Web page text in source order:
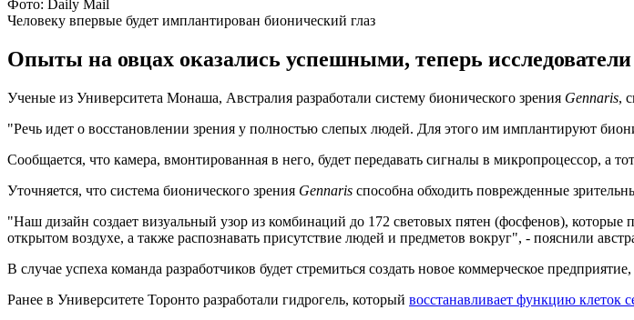
Фото: Daily Mail
Человеку впервые будет имплантирован бионический глаз
Опыты на овцах оказались успешными, теперь
Ученые из Университета Монаша, Австралия разработали систему бионического зрения Gennaris,
"Речь идет о восстановлении зрения у полностью слепых людей. Для этого им имплантируют
Сообщается, что камера, вмонтированная в него, будет передавать сигналы в микропроцессор, а
Уточняется, что система бионического зрения Gennaris способна обходить поврежденные
"Наш дизайн создает визуальный узор из комбинаций до 172 световых пятен (фосфенов),
открытом воздухе, а также распознавать присутствие людей и предметов вокруг", - пояснили
В случае успеха команда разработчиков будет стремиться создать новое коммерческое
Ранее в Университете Торонто разработали гидрогель, который восстанавливает функцию клеток